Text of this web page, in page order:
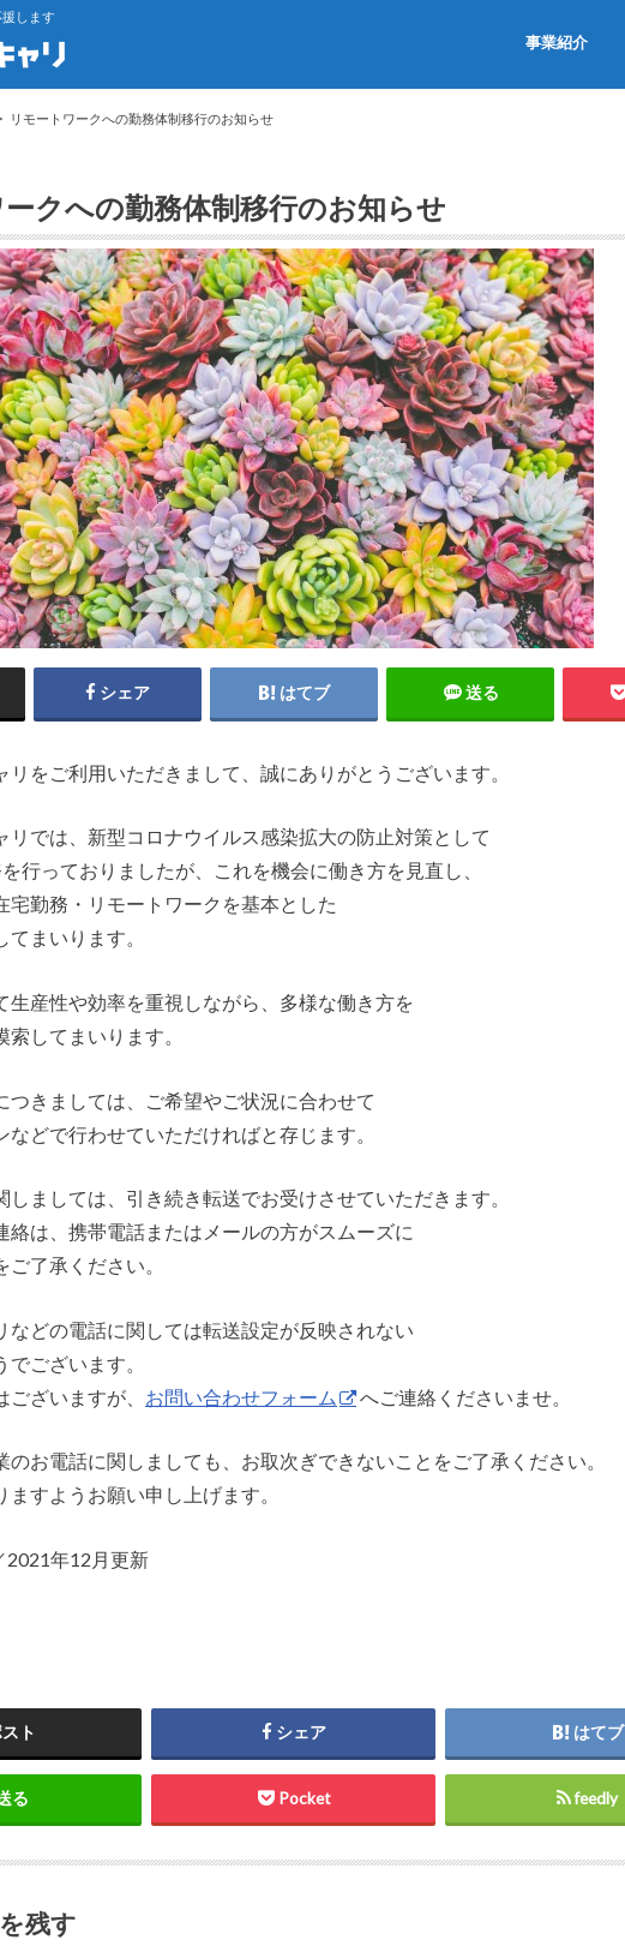
します
事業紹介
リモートワークへの勤務体制移行のお知らせ
クへの勤務体制移行のお知らせ
シェア はてブ 送る
リをご利用いただきまして、誠にありがとうございます。
リでは、新型コロナウイルス感染拡大の防止対策として
行っておりましたが、これを機会に働き方を見直し、
宅勤務・リモートワークを基本とした
まいります。
生産性や効率を重視しながら、多様な働き方を
してまいります。
つきましては、ご希望やご状況に合わせて
などで行わせていただければと存じます。
しましては、引き続き転送でお受けさせていただきます。
絡は、携帯電話またはメールの方がスムーズに
了承ください。
などの電話に関しては転送設定が反映されない
ございます。
ざいますが、
お問い合わせフォーム へご連絡くださいませ。
のお電話に関しましても、お取次ぎできないことをご了承ください。
すようお願い申し上げます。
2021年12月更新
ト シェア はてブ
る Pocket feedly
残す